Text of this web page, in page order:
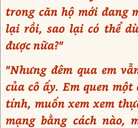
trong căn hộ mới đang
lại rồi, sao lại có thể
được nữa?"
"Nhưng đêm qua em
của cô ấy. Em quen
tính, muốn xem xem
mạng bằng cách nào,